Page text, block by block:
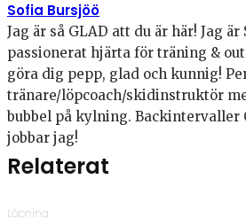
Sofia Bursjöö
Jag är så GLAD att du är här! Jag
passionerat hjärta för träning &
göra dig pepp, glad och kunnig!
tränare/löpcoach/skidinstruktör
bubbel på kylning. Backintervaller
jobbar jag!
Relaterat
Löpning